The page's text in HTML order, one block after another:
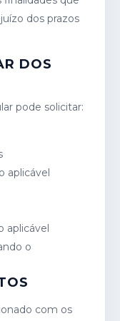
dos prazos
DOS
pode solicitar:
aplicável
aplicável
o
com os